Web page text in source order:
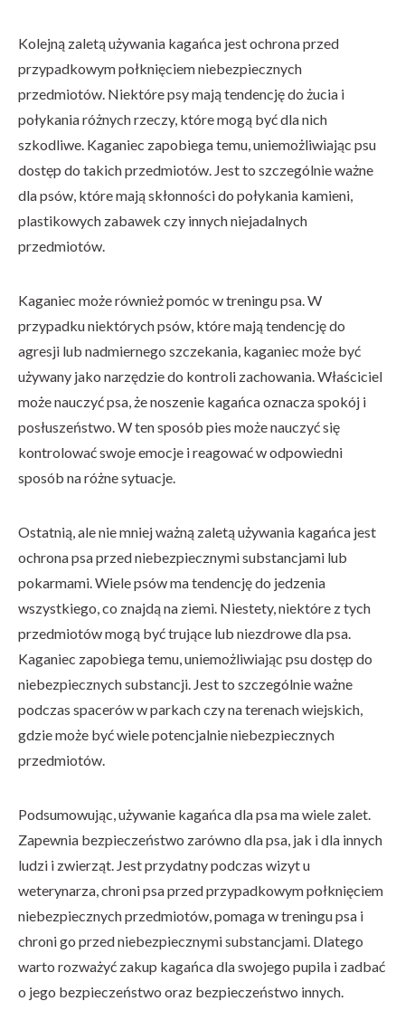
Kolejną zaletą używania kagańca jest ochrona przed
przypadkowym połknięciem niebezpiecznych
przedmiotów. Niektóre psy mają tendencję do żucia i
połykania różnych rzeczy, które mogą być dla nich
szkodliwe. Kaganiec zapobiega temu, uniemożliwiając psu
dostęp do takich przedmiotów. Jest to szczególnie ważne
dla psów, które mają skłonności do połykania kamieni,
plastikowych zabawek czy innych niejadalnych
przedmiotów.
Kaganiec może również pomóc w treningu psa. W
przypadku niektórych psów, które mają tendencję do
agresji lub nadmiernego szczekania, kaganiec może być
używany jako narzędzie do kontroli zachowania. Właściciel
może nauczyć psa, że noszenie kagańca oznacza spokój i
posłuszeństwo. W ten sposób pies może nauczyć się
kontrolować swoje emocje i reagować w odpowiedni
sposób na różne sytuacje.
Ostatnią, ale nie mniej ważną zaletą używania kagańca jest
ochrona psa przed niebezpiecznymi substancjami lub
pokarmami. Wiele psów ma tendencję do jedzenia
wszystkiego, co znajdą na ziemi. Niestety, niektóre z tych
przedmiotów mogą być trujące lub niezdrowe dla psa.
Kaganiec zapobiega temu, uniemożliwiając psu dostęp do
niebezpiecznych substancji. Jest to szczególnie ważne
podczas spacerów w parkach czy na terenach wiejskich,
gdzie może być wiele potencjalnie niebezpiecznych
przedmiotów.
Podsumowując, używanie kagańca dla psa ma wiele zalet.
Zapewnia bezpieczeństwo zarówno dla psa, jak i dla innych
ludzi i zwierząt. Jest przydatny podczas wizyt u
weterynarza, chroni psa przed przypadkowym połknięciem
niebezpiecznych przedmiotów, pomaga w treningu psa i
chroni go przed niebezpiecznymi substancjami. Dlatego
warto rozważyć zakup kagańca dla swojego pupila i zadbać
o jego bezpieczeństwo oraz bezpieczeństwo innych.